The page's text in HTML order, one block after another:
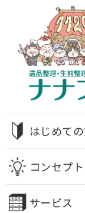
はじめて
コンセプト
サービス